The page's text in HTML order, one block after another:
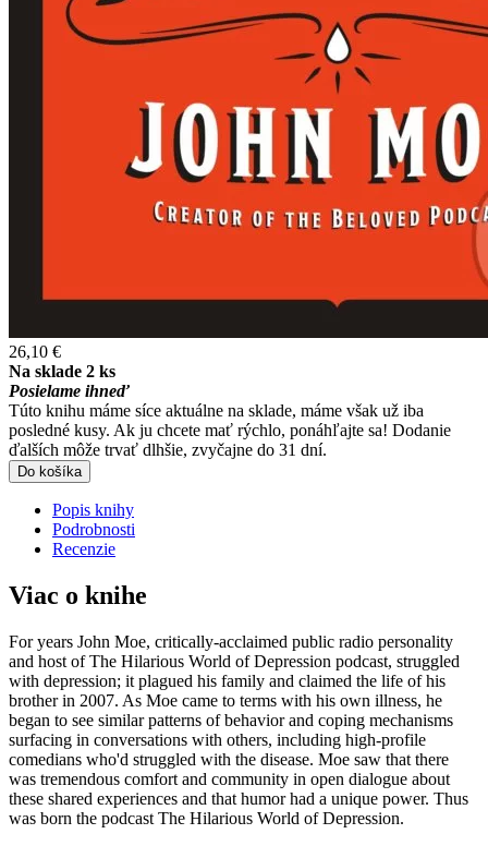
26,10 €
Na sklade 2 ks
Posielame ihneď
Túto knihu máme síce aktuálne na sklade, máme však už iba
posledné kusy. Ak ju chcete mať rýchlo, ponáhľajte sa! Dodanie
ďalších môže trvať dlhšie, zvyčajne do 31 dní.
Do košíka
Popis knihy
Podrobnosti
Recenzie
Viac o knihe
For years John Moe, critically-acclaimed public radio personality
and host of The Hilarious World of Depression podcast, struggled
with depression; it plagued his family and claimed the life of his
brother in 2007. As Moe came to terms with his own illness, he
began to see similar patterns of behavior and coping mechanisms
surfacing in conversations with others, including high-profile
comedians who'd struggled with the disease. Moe saw that there
was tremendous comfort and community in open dialogue about
these shared experiences and that humor had a unique power. Thus
was born the podcast The Hilarious World of Depression.